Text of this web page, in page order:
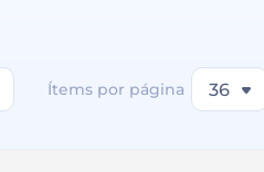
Ítems por página 36